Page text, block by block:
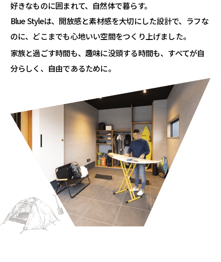
好きなものに囲まれて、自然体で暮らす。
Blue Styleは、開放感と素材感を大切にした設計で、 ラフな
のに、どこまでも心地いい空間をつくり上げました。
家族と過ごす時間も、趣味に没頭する時間も、 すべてが自
分らしく、自由であるために。